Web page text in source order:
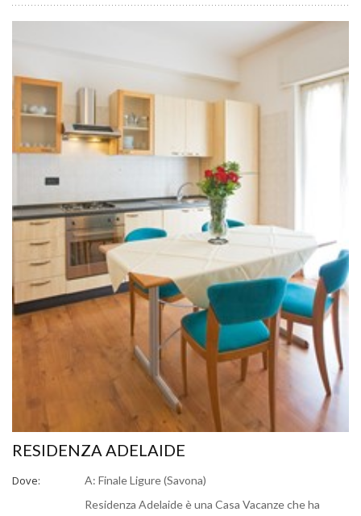
RESIDENZA ADELAIDE
Dove:
A: Finale Ligure (Savona)
Residenza Adelaide è una Casa Vacanze che ha